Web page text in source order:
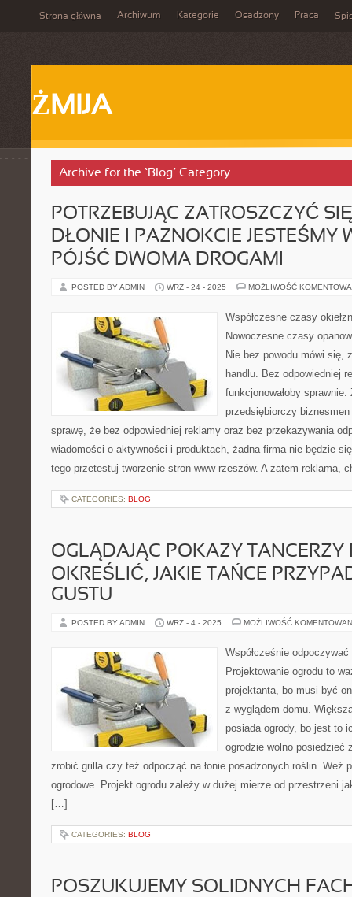
Strona główna Archiwum Kategorie Osadzony Praca
ŻMIJA
Archive for the ‘Blog’ Category
POTRZEBUJĄC ZATROSZCZYĆ
DŁONIE I PAZNOKCIE JESTEŚMY
PÓJŚĆ DWOMA DROGAMI
POSTED BY ADMIN WRZ - 24 - 2025 MOŻLIWOŚĆ
Współczesne czasy
Nowoczesne czasy
Nie bez powodu mówi się,
handlu. Bez odpowiedniej
funkcjonowałoby
przedsiębiorczy
sprawę, że bez odpowiedniej reklamy oraz bez przekazywania
wiadomości o aktywności i produktach, żadna firma nie będzie
tego przetestuj tworzenie stron www rzeszów. A zatem reklama,
CATEGORIES: BLOG
OGLĄDAJĄC POKAZY TANCERZY
OKREŚLIĆ, JAKIE TAŃCE
GUSTU
POSTED BY ADMIN WRZ - 4 - 2025 MOŻLIWOŚĆ
Współcześnie
Projektowanie ogrodu to
projektanta, bo musi być
z wyglądem domu.
posiada ogrody, bo jest to
ogrodzie wolno posiedzieć
zrobić grilla czy też odpocząć na łonie posadzonych roślin. Weź
ogrodowe. Projekt ogrodu zależy w dużej mierze od przestrzeni
[…]
CATEGORIES: BLOG
POSZUKUJEMY SOLIDNYCH